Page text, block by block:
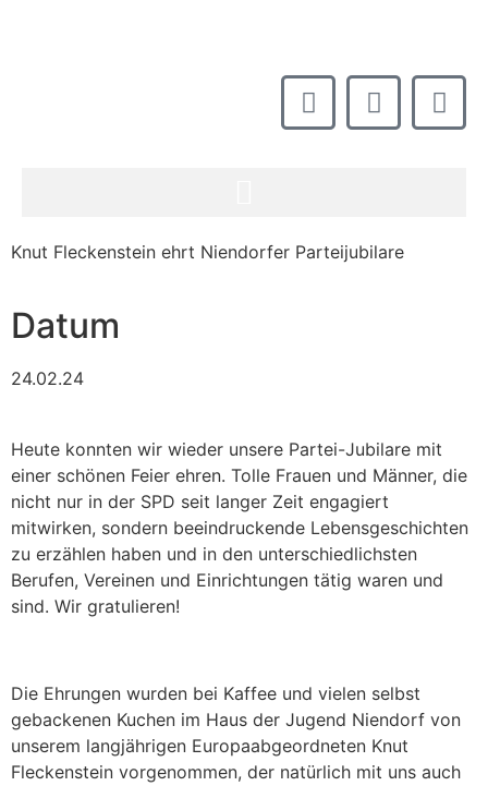
Knut Fleckenstein ehrt Niendorfer Parteijubilare
Datum
24.02.24
Heute konnten wir wieder unsere Partei-Jubilare mit
einer schönen Feier ehren. Tolle Frauen und Männer, die
nicht nur in der SPD seit langer Zeit engagiert
mitwirken, sondern beeindruckende Lebensgeschichten
zu erzählen haben und in den unterschiedlichsten
Berufen, Vereinen und Einrichtungen tätig waren und
sind. Wir gratulieren!
Die Ehrungen wurden bei Kaffee und vielen selbst
gebackenen Kuchen im Haus der Jugend Niendorf von
unserem langjährigen Europaabgeordneten Knut
Fleckenstein vorgenommen, der natürlich mit uns auch